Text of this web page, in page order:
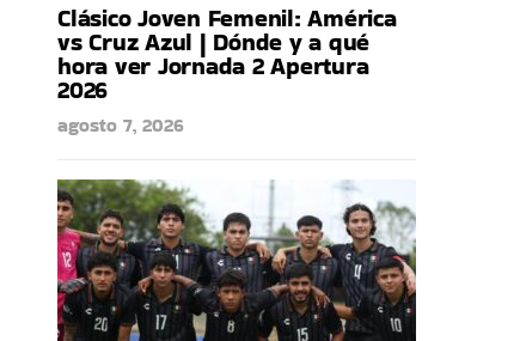
Clásico Joven Femenil: América
vs Cruz Azul | Dónde y a qué
hora ver Jornada 2 Apertura
2026
agosto 7, 2026